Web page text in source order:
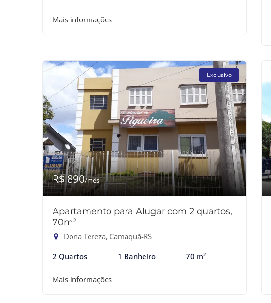
Mais informações
Exclusivo
R$ 890/mês
Apartamento para Alugar com 2 quartos,
70m²
Dona Tereza, Camaquã-RS
2 Quartos 1 Banheiro 70 m²
Mais informações